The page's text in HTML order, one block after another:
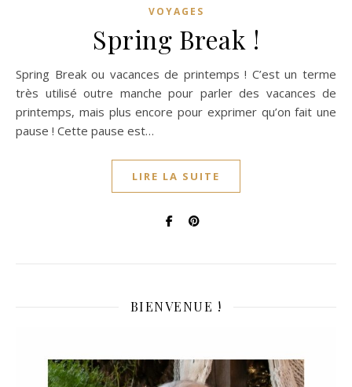
VOYAGES
Spring Break !
Spring Break ou vacances de printemps ! C’est un terme
très utilisé outre manche pour parler des vacances de
printemps, mais plus encore pour exprimer qu’on fait une
pause ! Cette pause est…
LIRE LA SUITE
BIENVENUE !